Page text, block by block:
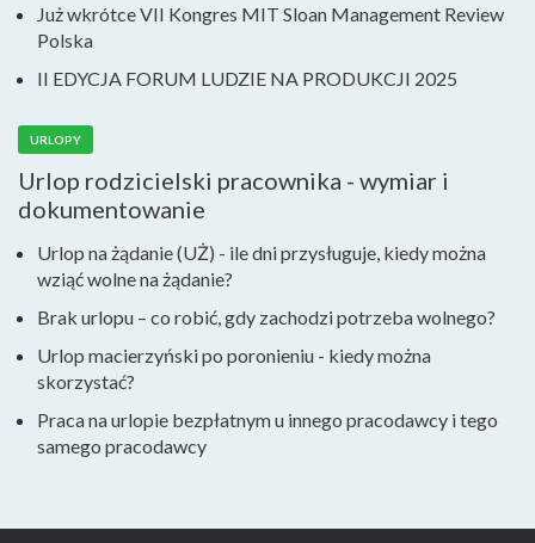
Już wkrótce VII Kongres MIT Sloan Management Review
Polska
II EDYCJA FORUM LUDZIE NA PRODUKCJI 2025
URLOPY
Urlop rodzicielski pracownika - wymiar i
dokumentowanie
Urlop na żądanie (UŻ) - ile dni przysługuje, kiedy można
wziąć wolne na żądanie?
Brak urlopu – co robić, gdy zachodzi potrzeba wolnego?
Urlop macierzyński po poronieniu - kiedy można
skorzystać?
Praca na urlopie bezpłatnym u innego pracodawcy i tego
samego pracodawcy